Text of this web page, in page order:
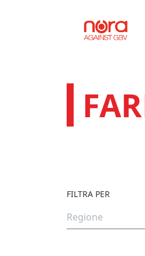
Progetto
FILTRA PER
Regione